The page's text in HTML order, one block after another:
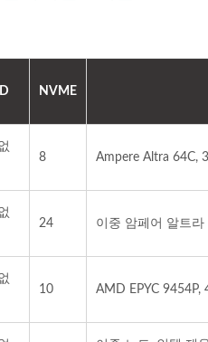
NVME
8 Ampere Altra 64C,
24 이중 암페어 알트라
10 AMD EPYC 9454P,